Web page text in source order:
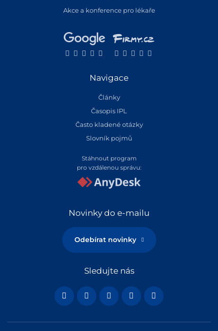
Akce a konference pro lékaře
Navigace
Články
Časopis IPL
Často kladené otázky
Slovník pojmů
Stáhnout program
pro vzdálenou správu:
Novinky do e-mailu
Odebírat novinky
Sledujte nás